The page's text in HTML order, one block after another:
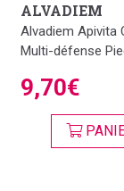
ALVADIEM
Alvadiem Apivita
Multi-défense
9,70€